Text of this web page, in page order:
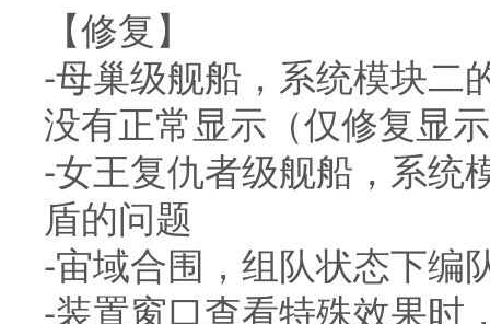
【修复】
-母巢级舰船，系统模块二
没有正常显示（仅修复显
-女王复仇者级舰船，系统
盾的问题
-宙域合围，组队状态下编
-装置窗口查看特殊效果时